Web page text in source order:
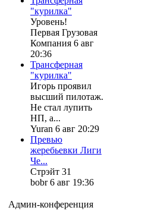
"курилка"
Уровень!
Первая Грузовая
Компания 6 авг
20:36
Трансферная
"курилка"
Игорь проявил
высший пилотаж.
Не стал лупить
НП, а...
Yuran 6 авг 20:29
Превью
жеребьевки Лиги
Че...
Стрэйт 31
bobr 6 авг 19:36
Админ-конференция